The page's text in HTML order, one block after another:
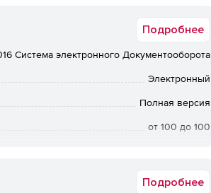
компании.
Подробнее
Система электронного Документооборота
Электронный
Полная версия
от 100 до 100
Подробнее